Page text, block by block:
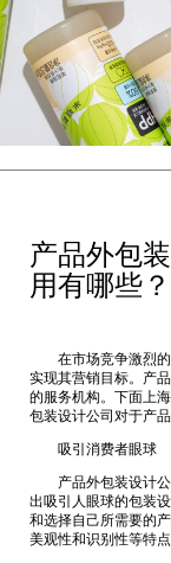
产品外包
用有哪些？
在市场竞争激烈的
实现其营销目标。产
的服务机构。下面上
包装设计公司对于产
吸引消费者眼球
产品外包装设计公
出吸引人眼球的包装
和选择自己所需要的
美观性和识别性等特